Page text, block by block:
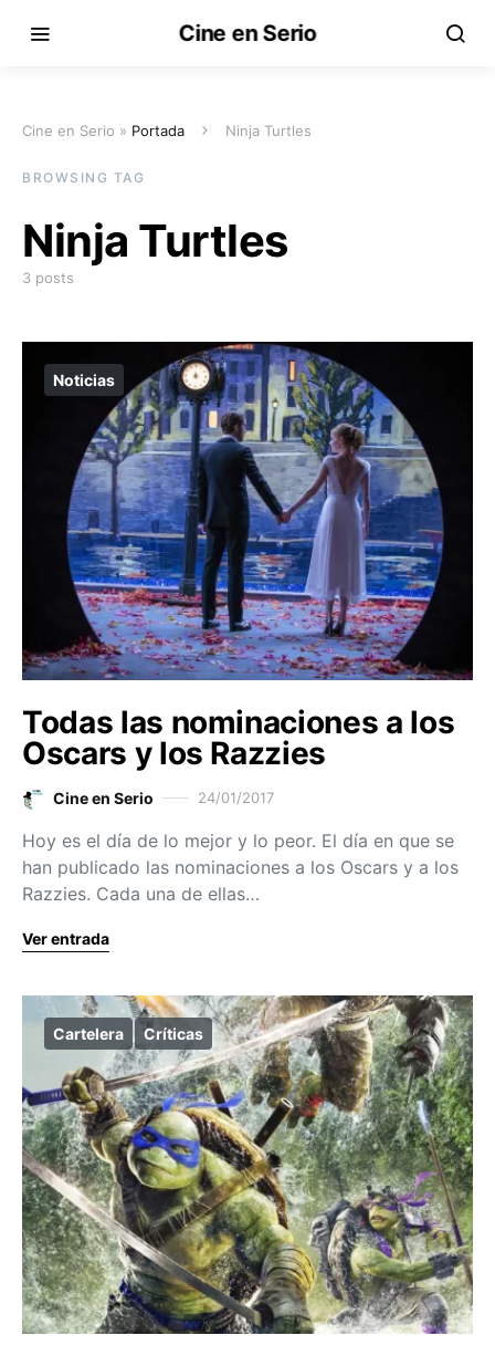
Cine en Serio
Cine en Serio » Portada Ninja Turtles
BROWSING TAG
Ninja Turtles
3 posts
Noticias
Todas las nominaciones a los
Oscars y los Razzies
Cine en Serio 24/01/2017
Hoy es el día de lo mejor y lo peor. El día en que se
han publicado las nominaciones a los Oscars y a los
Razzies. Cada una de ellas…
Ver entrada
Cartelera Críticas